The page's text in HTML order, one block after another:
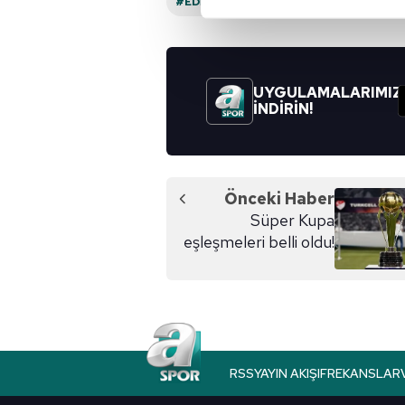
amacıyla kullanılmaktadır.
reklam/pazarlama
Çerezlere ilişkin tercihlerinizi
6698 sayılı Kişisel Verilerin
mevzuata uygun olarak
UYGULAMALARIMIZI
İNDİRİN!
Önceki Haber
Süper Kupa
eşleşmeleri belli oldu!
RSSYAYIN AKIŞIFREKANSLAR